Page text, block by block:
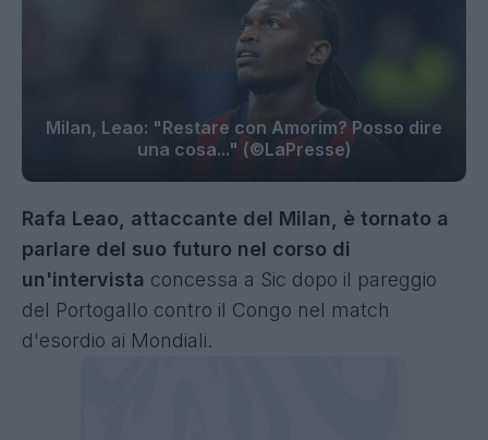
Milan, Leao: "Restare con Amorim? Posso dire
una cosa..." (©LaPresse)
Rafa Leao, attaccante del Milan, è tornato a
parlare del suo futuro nel corso di
un'intervista concessa a Sic dopo il pareggio
del Portogallo contro il Congo nel match
d'esordio ai Mondiali.